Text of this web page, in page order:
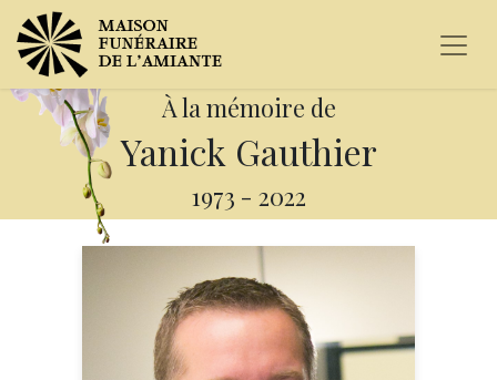
À la mémoire de
Yanick Gauthier
1973 - 2022